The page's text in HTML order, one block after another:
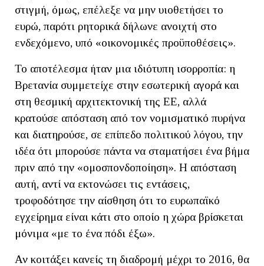
στιγμή, όμως, επέλεξε να μην υιοθετήσει το
ευρώ, παρότι ρητορικά δήλωνε ανοιχτή στο
ενδεχόμενο, υπό «οικονομικές προϋποθέσεις».
Το αποτέλεσμα ήταν μια ιδιότυπη ισορροπία: η
Βρετανία συμμετείχε στην εσωτερική αγορά και
στη θεσμική αρχιτεκτονική της ΕΕ, αλλά
κρατούσε απόσταση από τον νομισματικό πυρήνα
και διατηρούσε, σε επίπεδο πολιτικού λόγου, την
ιδέα ότι μπορούσε πάντα να σταματήσει ένα βήμα
πριν από την «ομοσπονδοποίηση». Η απόσταση
αυτή, αντί να εκτονώσει τις εντάσεις,
τροφοδότησε την αίσθηση ότι το ευρωπαϊκό
εγχείρημα είναι κάτι στο οποίο η χώρα βρίσκεται
μόνιμα «με το ένα πόδι έξω».
Αν κοιτάξει κανείς τη διαδρομή μέχρι το 2016, θα